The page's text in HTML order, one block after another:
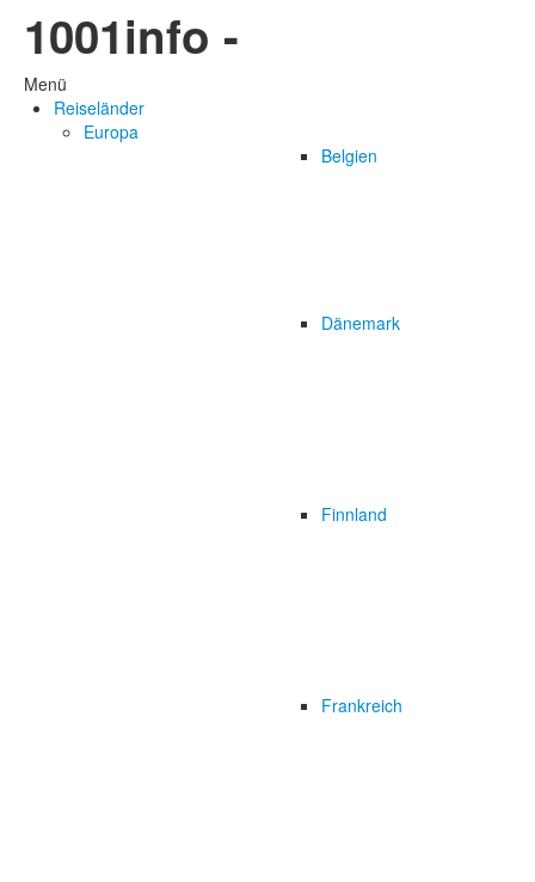
1001info -
Menü
Reiseländer
Europa
Belgien
Dänemark
Finnland
Frankreich